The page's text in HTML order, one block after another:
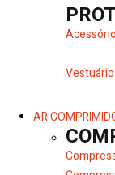
AR